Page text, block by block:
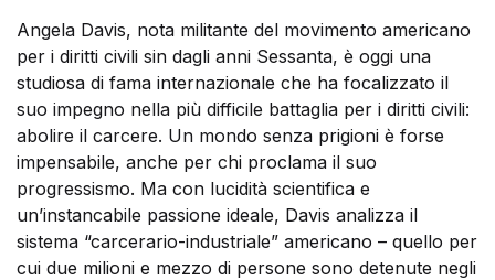
Angela Davis, nota militante del movimento americano
per i diritti civili sin dagli anni Sessanta, è oggi una
studiosa di fama internazionale che ha focalizzato il
suo impegno nella più difficile battaglia per i diritti civili:
abolire il carcere. Un mondo senza prigioni è forse
impensabile, anche per chi proclama il suo
progressismo. Ma con lucidità scientifica e
un’instancabile passione ideale, Davis analizza il
sistema “carcerario-industriale” americano – quello per
cui due milioni e mezzo di persone sono detenute negli